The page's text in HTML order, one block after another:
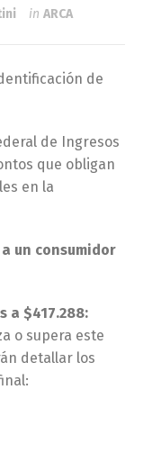
in ARCA
de
de Ingresos
que obligan
en la
un consumidor
a $417.288:
o supera este
detallar los